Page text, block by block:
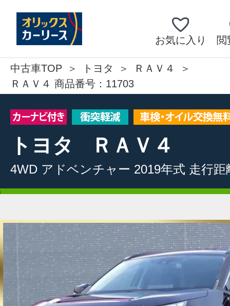
お気に入り 閲
中古車TOP トヨタ
ＲＡＶ４
ＲＡＶ４ 商品番号：11703
トヨタ ＲＡＶ４
4WD アドベンチャー 2019年式 走行距